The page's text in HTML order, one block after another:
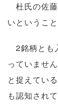
杜氏の佐
いというこ
2銘柄とも
っていませ
と捉えてい
も認知され